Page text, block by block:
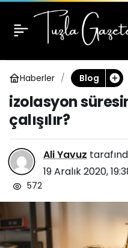
Haberler Blog
izolasyon
çalışılır?
Ali Yavuz
19 Aralık 2020,
572
izolasyon süresince
nasıl ders çalışılır?